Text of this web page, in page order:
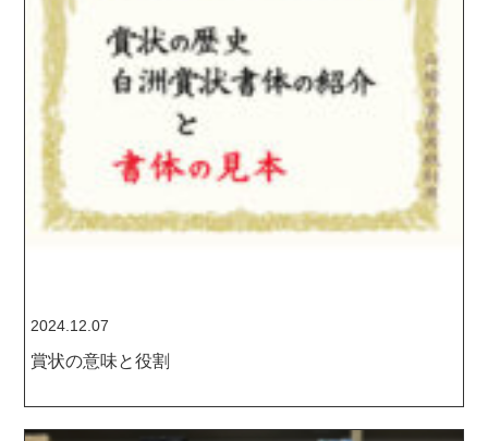
2024.12.07
賞状の意味と役割